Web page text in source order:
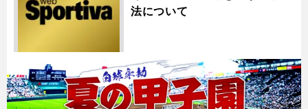
法について